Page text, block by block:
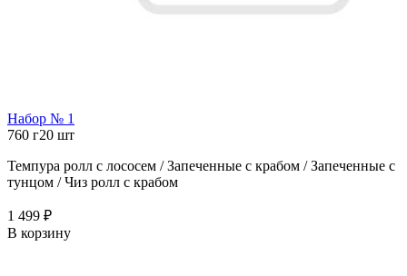
Набор № 1
760 г20 шт
Темпура ролл с лососем / Запеченные с крабом / Запеченные с
тунцом / Чиз ролл с крабом
1 499 ₽
В корзину